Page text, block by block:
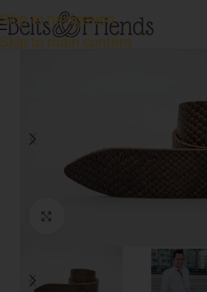
Skip to navigation
Skip to main content